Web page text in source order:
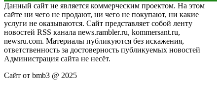
Данный сайт не является коммерческим проектом. На этом
сайте ни чего не продают, ни чего не покупают, ни какие
услуги не оказываются. Сайт представляет собой ленту
новостей RSS канала news.rambler.ru, kommersant.ru,
newsru.com. Материалы публикуются без искажения,
ответственность за достоверность публикуемых новостей
Администрация сайта не несёт.
Сайт от bmb3 @ 2025